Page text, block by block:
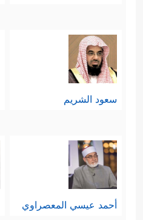
سعود الشريم
أحمد عيسي المعصراوي